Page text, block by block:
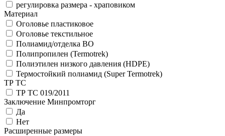
регулировка размера - храповиком
Материал
Оголовье пластиковое
Оголовье текстильное
Полиамид/отделка ВО
Полипропилен (Termotrek)
Полиэтилен низкого давления (HDPE)
Термостойкий полиамид (Super Termotrek)
ТР ТС
ТР ТС 019/2011
Заключение Минпромторг
Да
Нет
Расширенные размеры